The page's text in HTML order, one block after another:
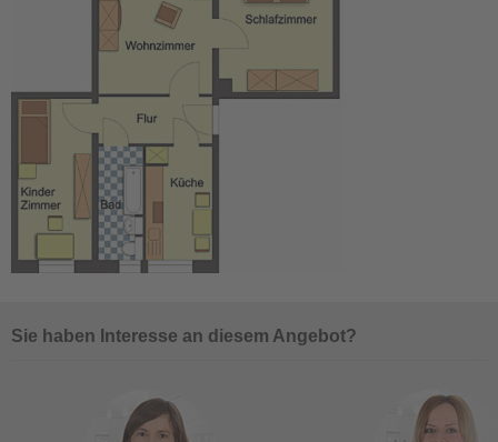
Sie haben Interesse an diesem Angebot?